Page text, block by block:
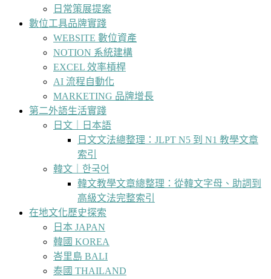
日常策展提案
數位工具品牌實踐
WEBSITE 數位資產
NOTION 系統建構
EXCEL 效率槓桿
AI 流程自動化
MARKETING 品牌增長
第二外語生活實踐
日文｜日本語
日文文法總整理：JLPT N5 到 N1 教學文章
索引
韓文｜한국어
韓文教學文章總整理：從韓文字母、助詞到
高級文法完整索引
在地文化歷史探索
日本 JAPAN
韓國 KOREA
峇里島 BALI
泰國 THAILAND